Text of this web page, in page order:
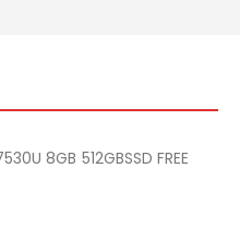
8GB 512GBSSD FREE